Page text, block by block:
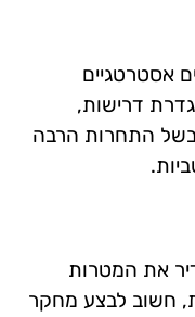
אסטרטגיים
דרישות,
בשל התחרות הרבה
את המטרות
חשוב לבצע מחקר